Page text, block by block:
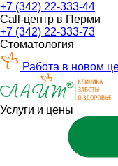
+7 (342) 22-333-44
Call-центр в Перми
+7 (342) 22-333-73
Стоматология
Работа в новом
Услуги и цены